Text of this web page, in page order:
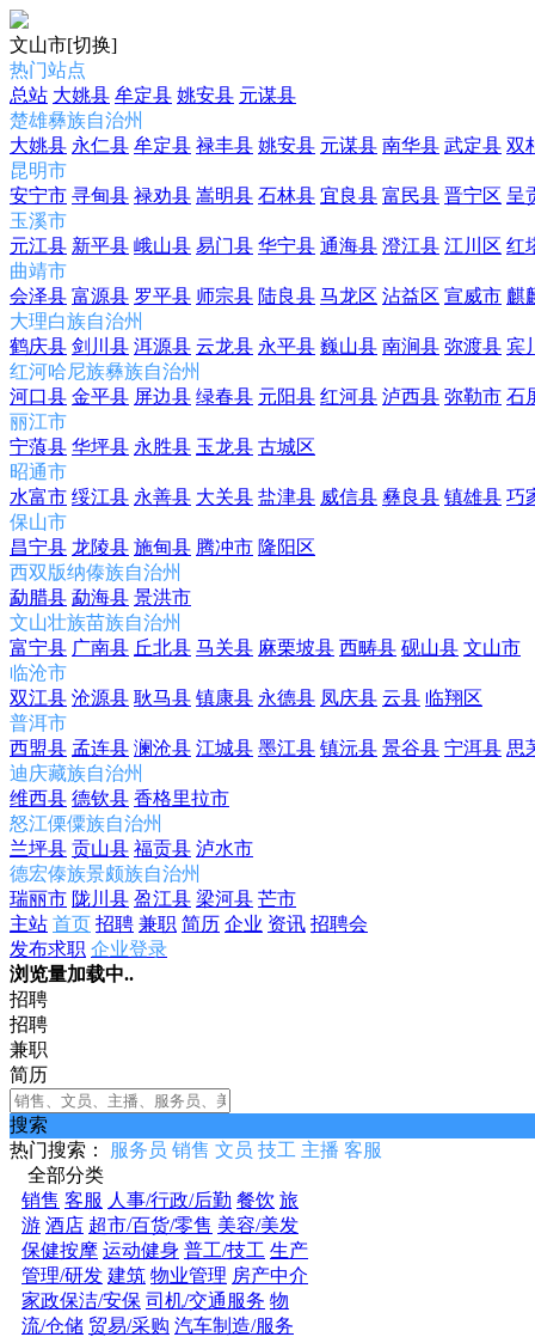
文山市[切换]
热门站点
总站 大姚县 牟定县 姚安县 元谋县
楚雄彝族自治州
大姚县 永仁县 牟定县 禄丰县 姚安县 元谋县 南华县 武定县 双
昆明市
安宁市 寻甸县 禄劝县 嵩明县 石林县 宜良县 富民县 晋宁区 呈
玉溪市
元江县 新平县 峨山县 易门县 华宁县 通海县 澄江县 江川区 红
曲靖市
会泽县 富源县 罗平县 师宗县 陆良县 马龙区 沾益区 宣威市 麒
大理白族自治州
鹤庆县 剑川县 洱源县 云龙县 永平县 巍山县 南涧县 弥渡县 宾
红河哈尼族彝族自治州
河口县 金平县 屏边县 绿春县 元阳县 红河县 泸西县 弥勒市 石
丽江市
宁蒗县 华坪县 永胜县 玉龙县 古城区
昭通市
水富市 绥江县 永善县 大关县 盐津县 威信县 彝良县 镇雄县 巧
保山市
昌宁县 龙陵县 施甸县 腾冲市 隆阳区
西双版纳傣族自治州
勐腊县 勐海县 景洪市
文山壮族苗族自治州
富宁县 广南县 丘北县 马关县 麻栗坡县 西畴县 砚山县 文山市
临沧市
双江县 沧源县 耿马县 镇康县 永德县 凤庆县 云县 临翔区
普洱市
西盟县 孟连县 澜沧县 江城县 墨江县 镇沅县 景谷县 宁洱县 思
迪庆藏族自治州
维西县 德钦县 香格里拉市
怒江傈僳族自治州
兰坪县 贡山县 福贡县 泸水市
德宏傣族景颇族自治州
瑞丽市 陇川县 盈江县 梁河县 芒市
主站 首页 招聘 兼职 简历 企业 资讯 招聘会
发布求职 企业登录
浏览量加载中..
招聘
招聘
兼职
简历
搜索
热门搜索：
服务员 销售 文员 技工 主播 客服
全部分类
销售 客服 人事/行政/后勤 餐饮 旅
游 酒店 超市/百货/零售 美容/美发
保健按摩 运动健身 普工/技工 生产
管理/研发 建筑 物业管理 房产中介
家政保洁/安保 司机/交通服务 物
流/仓储 贸易/采购 汽车制造/服务